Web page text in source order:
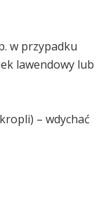
w przypadku
lawendowy lub
– wdychać